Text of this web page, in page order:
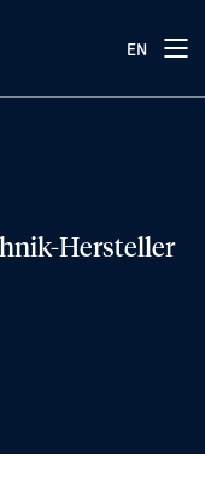
EN
Hersteller